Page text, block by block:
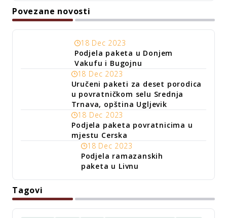
Povezane novosti
18 Dec 2023
Podjela paketa u Donjem
Vakufu i Bugojnu
18 Dec 2023
Uručeni paketi za deset porodica
u povratničkom selu Srednja
Trnava, opština Ugljevik
18 Dec 2023
Podjela paketa povratnicima u
mjestu Cerska
18 Dec 2023
Podjela ramazanskih
paketa u Livnu
Tagovi